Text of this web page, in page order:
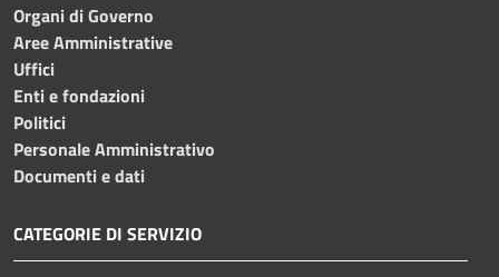
Organi di Governo
Aree Amministrative
Uffici
Enti e fondazioni
Politici
Personale Amministrativo
Documenti e dati
CATEGORIE DI SERVIZIO